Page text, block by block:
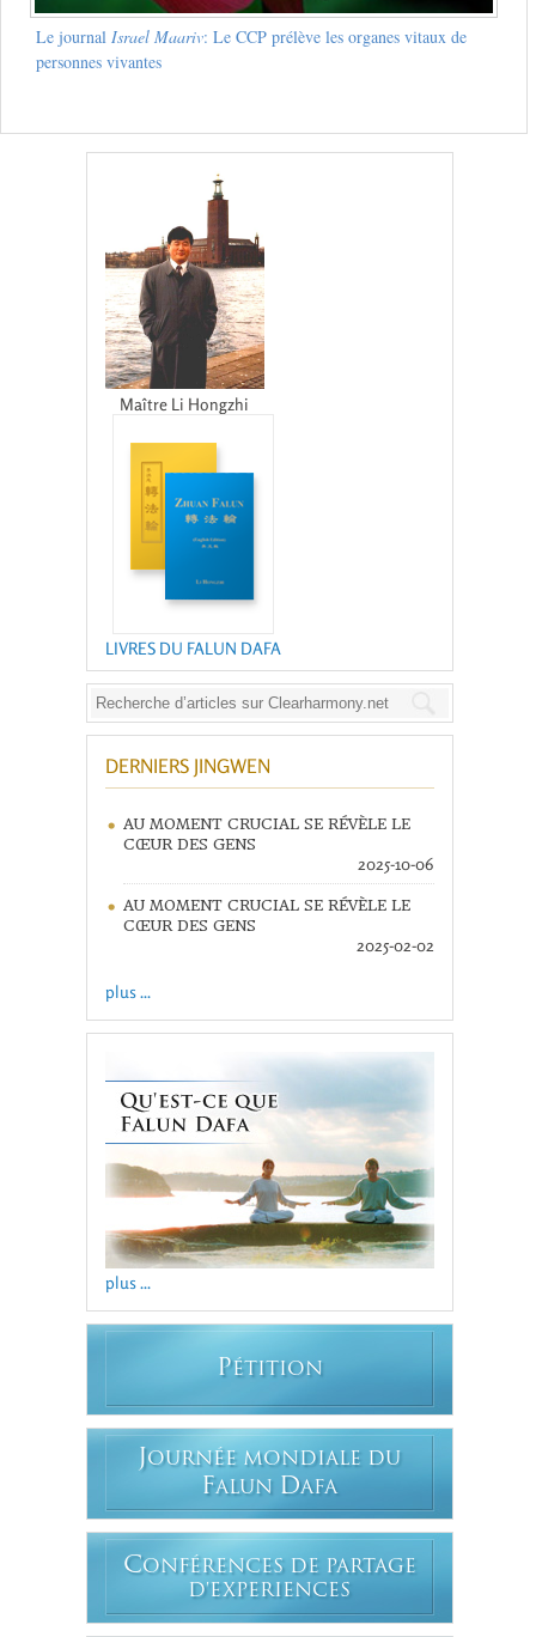
Le journal Israel Maariv: Le CCP prélève les organes vitaux de
personnes vivantes
Maître Li Hongzhi
LIVRES DU FALUN DAFA
DERNIERS JINGWEN
AU MOMENT CRUCIAL SE RÉVÈLE LE
CŒUR DES GENS
2025-10-06
AU MOMENT CRUCIAL SE RÉVÈLE LE
CŒUR DES GENS
2025-02-02
plus ...
plus ...
PÉTITION
JOURNÉE MONDIALE DU
FALUN DAFA
CONFÉRENCES DE PARTAGE
D'EXPERIENCES